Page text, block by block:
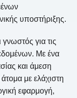
υποστήριξης.
για τις
Με ένα
και άμεση
άτομα με ελάχιστη
εφαρμογή,